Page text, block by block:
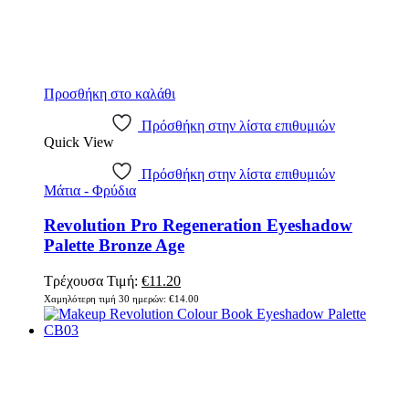
Προσθήκη στο καλάθι
Πρόσθήκη στην λίστα επιθυμιών
Quick View
Πρόσθήκη στην λίστα επιθυμιών
Μάτια - Φρύδια
Revolution Pro Regeneration Eyeshadow
Palette Bronze Age
Τρέχουσα Τιμή: Original
price
was:
€11.20Η
τρέχουσα
τιμή
Χαμηλότερη τιμή 30 ημερών: €14.00